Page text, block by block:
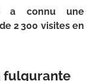
a connu une
2 300 visites en
fulgurante